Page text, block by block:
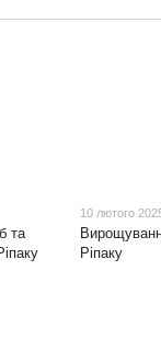
та
10 лютого
Ріпаку